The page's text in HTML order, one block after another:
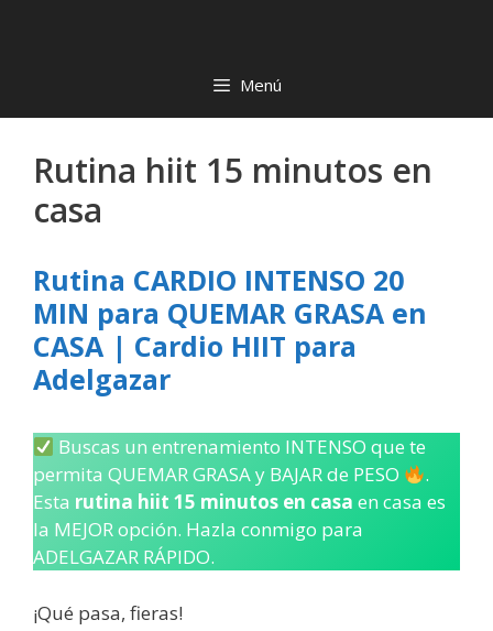
Menú
Rutina hiit 15 minutos en
casa
Rutina CARDIO INTENSO 20
MIN para QUEMAR GRASA en
CASA | Cardio HIIT para
Adelgazar
Buscas un entrenamiento INTENSO que te
permita QUEMAR GRASA y BAJAR de PESO
.
Esta rutina hiit 15 minutos en casa en casa es
la MEJOR opción. Hazla conmigo para
ADELGAZAR RÁPIDO.
¡Qué pasa, fieras!